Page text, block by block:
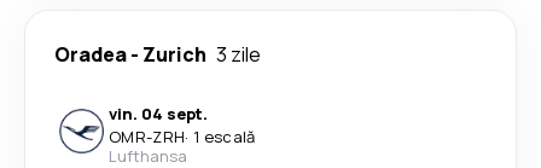
Oradea- Zurich 3 zile
vin. 04 sept.
OMR-ZRH· 1 escală
Lufthansa